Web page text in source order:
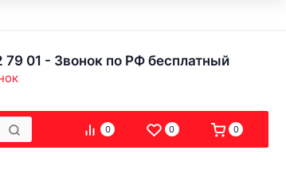
01 - Звонок по РФ бесплатный
0 0 0